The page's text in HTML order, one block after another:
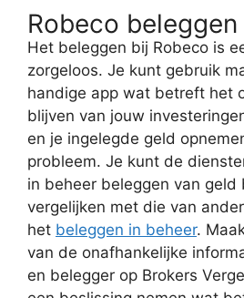
Robeco
Het beleggen bij Robeco is
zorgeloos. Je kunt gebruik
handige app wat betreft het
blijven van jouw
en je ingelegde geld
probleem. Je kunt de
in beheer beleggen van geld
vergelijken met die van
het beleggen in beheer.
van de onafhankelijke
en belegger op Brokers